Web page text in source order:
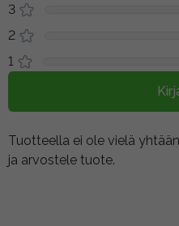
3
2
1
Tuotteella ei ole vielä
ja arvostele tuote.